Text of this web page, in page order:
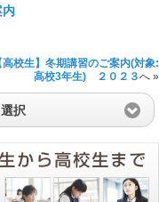
内
高校生】冬期講習のご案内(対象:
高校3年生) ２０２３へ »
択